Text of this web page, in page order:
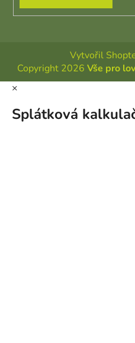
Vytvořil
Copyright 2026 Vše pro lov
×
Splátková